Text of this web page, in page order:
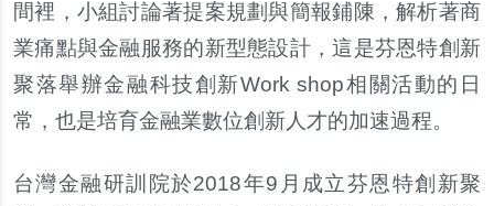
間裡，小組討論著提案規劃與簡報鋪陳，解析著商
業痛點與金融服務的新型態設計，這是芬恩特創新
聚落舉辦金融科技創新Work shop相關活動的日
常，也是培育金融業數位創新人才的加速過程。
台灣金融研訓院於2018年9月成立芬恩特創新聚